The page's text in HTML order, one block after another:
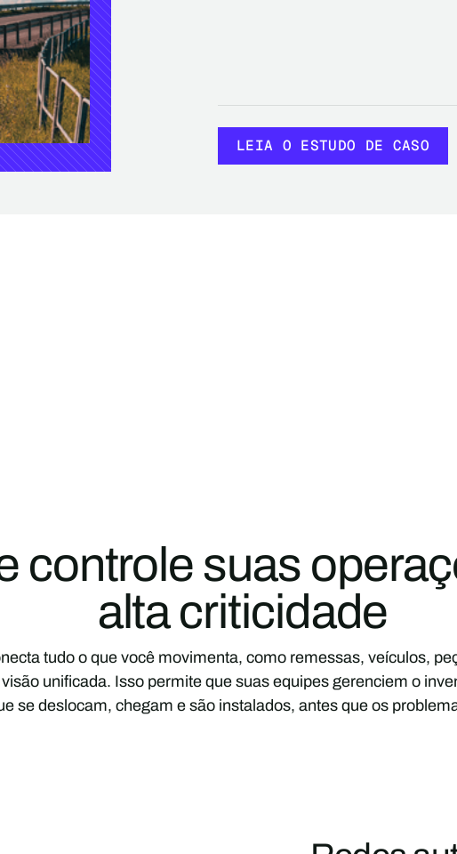
LEIA O ESTUDO DE CASO
LEIA O ESTUDO DE CASO
controle suas
alta criticidade
tudo o que você movimenta, como remessas, veículos,
unificada. Isso permite que suas equipes gerenciem o
se deslocam, chegam e são instalados, antes que os